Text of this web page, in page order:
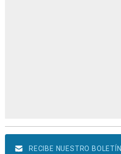
RECIBE NUESTRO BOLETÍN